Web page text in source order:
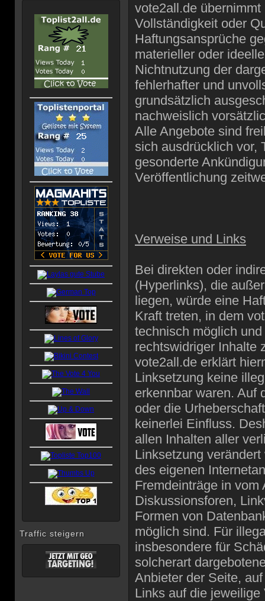
Traffic steigern
vote2all.de
Vollständigkeit oder
Haftungsansprüche
materieller oder
Nichtnutzung der
fehlerhafter und
grundsätzlich
nachweislich
Alle Angebote sind
sich ausdrücklich vor,
gesonderte
Veröffentlichung
Verweise und Links
Bei direkten oder
(Hyperlinks), die
liegen, würde eine
Kraft treten, in dem
technisch möglich
rechtswidriger Inhalte
vote2all.de erklärt
Linksetzung keine
erkennbar waren. Auf
oder die
keinerlei Einfluss.
allen Inhalten aller
Linksetzung
des eigenen
Fremdeinträge in vom
Diskussionsforen,
Formen von
möglich sind. Für
insbesondere für
solcherart
Anbieter der Seite,
Links auf die